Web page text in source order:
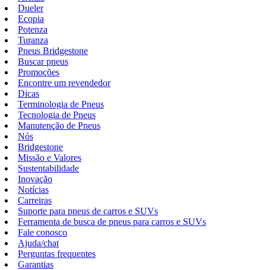
Dueler
Ecopia
Potenza
Turanza
Pneus Bridgestone
Buscar pneus
Promoções
Encontre um revendedor
Dicas
Terminologia de Pneus
Tecnologia de Pneus
Manutenção de Pneus
Nós
Bridgestone
Missão e Valores
Sustentabilidade
Inovação
Notícias
Carreiras
Suporte para pneus de carros e SUVs
Ferramenta de busca de pneus para carros e SUVs
Fale conosco
Ajuda/chat
Perguntas frequentes
Garantias